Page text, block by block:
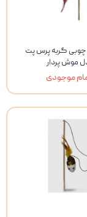
چوبی گربه پرس پت
موش پردار
موجودی